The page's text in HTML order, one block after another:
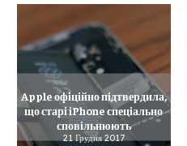
Apple офіційно підтвердила,
що старі iPhone спеціально
сповільнюють
21 Грудня 2017